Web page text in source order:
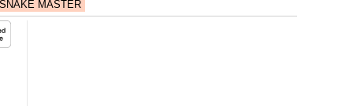
MASTER